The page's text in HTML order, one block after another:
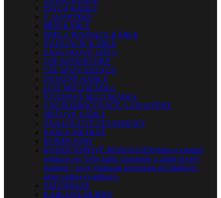
PATCH KÁBLE
Y ADAPTÉRY
MIDI KÁBLE
DMX A RIADIACE KÁBLE
NAPÁJACIE KÁBLE
ZÁSUVKOVÉ LIŠTY
CEE KONEKTORY
CEE ROZVÁDZAČE
OSTATNÉ KÁBLE
LIVE MULTIKÁBLE
ŠTÚDIOVÉ MULTIKÁBLE
CAT ROZBOČOVAČE A ADAPTÉRY
SIEŤOVÉ KÁBLE
ANALÓGOVÉ STAGEBOXY
KÁBLE METRÁŽ
KONEKTORY
KONEKTOROVÉ REDUKCIENájdite si vhodnú
redukciu pre Vaše audio zariadenie a zažite skvelý
komfort + nové možnosti prepojenia pri štúdiovej,
alebo pódiovej aplikácii.
PATCHBAYE
KÁBLOVÉ BUBNY